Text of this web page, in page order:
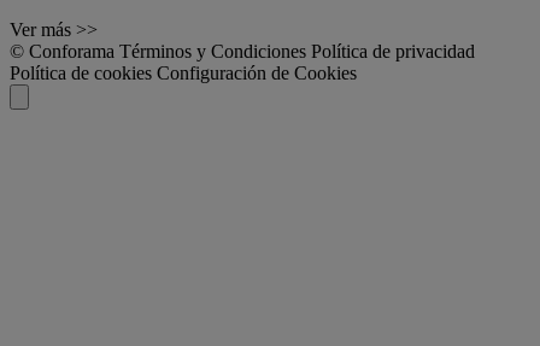
Ver más >>
© Conforama Términos y Condiciones Política de privacidad
Política de cookies Configuración de Cookies